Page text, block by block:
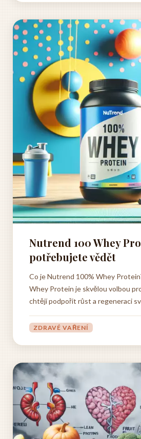
Nutrend 100 Whey
potřebujete vědět
Co je Nutrend 100% Whey
Whey Protein je skvělou volbou
chtějí podpořit růst a regeneraci
kvalitního syrovátkového proteinu,
ZDRAVÉ VAŘENÍ